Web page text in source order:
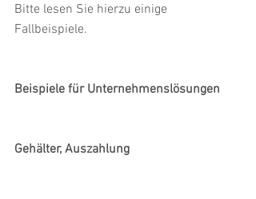
Bitte lesen Sie hierzu einige
Fallbeispiele.
Beispiele für Unternehmenslösungen
Gehälter, Auszahlung